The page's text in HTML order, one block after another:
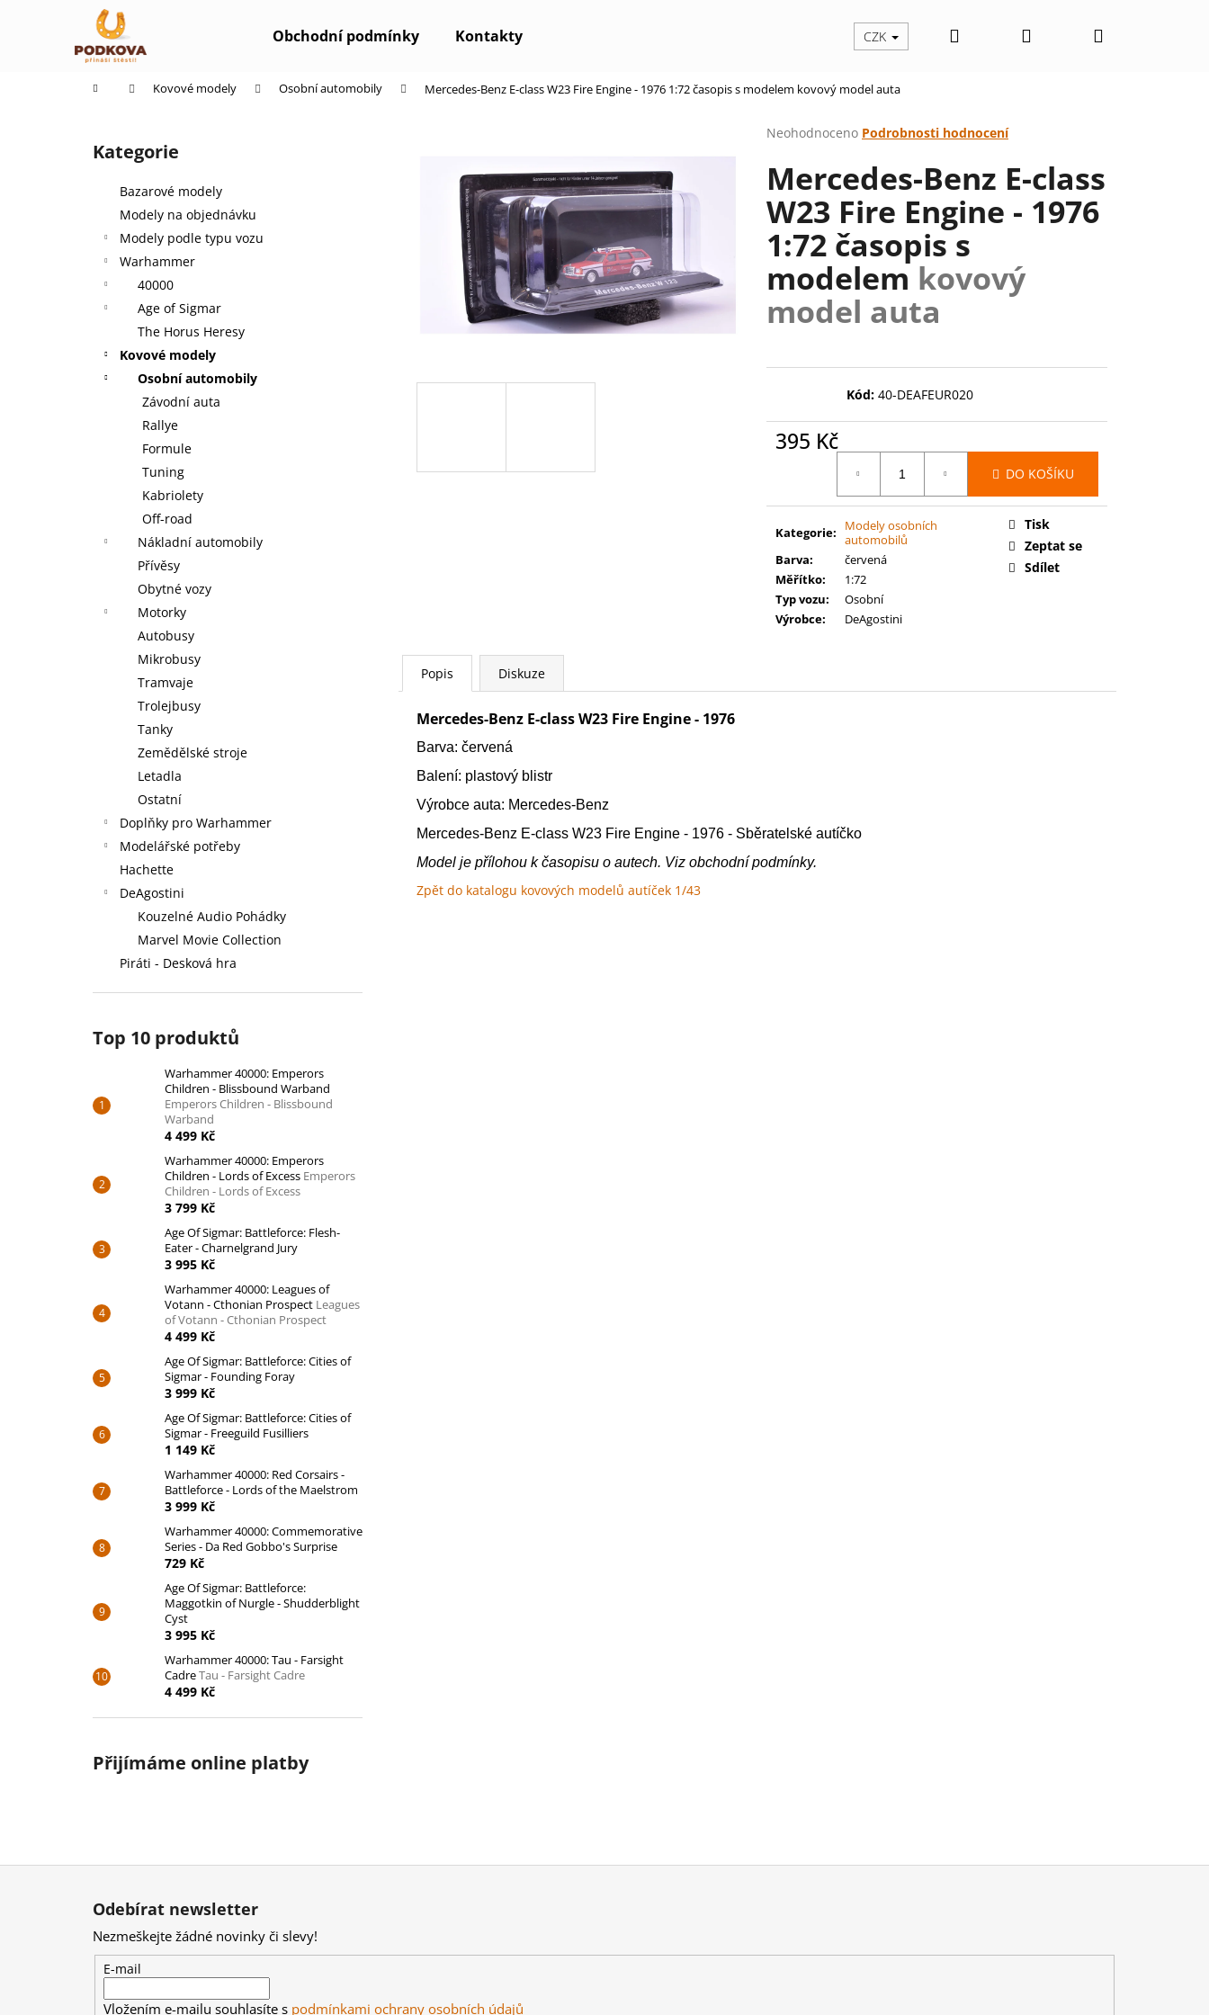
Obchodní podmínky Kontakty CZK Hledat PřihlášeníNákupní
Domů Kovové modely Osobní automobily Mercedes-Benz E-class W23 Fire Engine - 1976 1:72 časopis s modelem kovový model auta
Přeskočit
kategorie
Kategorie
Bazarové modely
Modely na objednávku
Modely podle typu vozu
Warhammer
40000
Age of Sigmar
The Horus Heresy
Kovové modely
Osobní automobily
Závodní auta
Rallye
Formule
Tuning
Kabriolety
Off-road
Nákladní automobily
Přívěsy
Obytné vozy
Motorky
Autobusy
Mikrobusy
Tramvaje
Trolejbusy
Tanky
Zemědělské stroje
Letadla
Ostatní
Doplňky pro Warhammer
Modelářské potřeby
Hachette
DeAgostini
Kouzelné Audio Pohádky
Marvel Movie Collection
Piráti - Desková hra
Top 10 produktů
Warhammer 40000: Emperors
Children - Blissbound Warband
Emperors Children - Blissbound
Warband
4 499 Kč
Warhammer 40000: Emperors
Children - Lords of Excess Emperors
Children - Lords of Excess
3 799 Kč
Age Of Sigmar: Battleforce: Flesh-
Eater - Charnelgrand Jury
3 995 Kč
Warhammer 40000: Leagues of
Votann - Cthonian Prospect Leagues
of Votann - Cthonian Prospect
4 499 Kč
Age Of Sigmar: Battleforce: Cities of
Sigmar - Founding Foray
3 999 Kč
Age Of Sigmar: Battleforce: Cities of
Sigmar - Freeguild Fusilliers
1 149 Kč
Warhammer 40000: Red Corsairs -
Battleforce - Lords of the Maelstrom
3 999 Kč
Warhammer 40000: Commemorative
Series - Da Red Gobbo's Surprise
729 Kč
Age Of Sigmar: Battleforce:
Maggotkin of Nurgle - Shudderblight
Cyst
3 995 Kč
Warhammer 40000: Tau - Farsight
CadreTau - Farsight Cadre
4 499 Kč
Přijímáme online platby
Průměrné
produktu
je
0,0
z
5
hvězdiček.
Neohodnoceno Podrobnosti hodnocení
Mercedes-Benz E-class
W23 Fire Engine - 1976
1:72 časopis s
modelem kovový
model auta
Kód: 40-DEAFEUR020
395 Kč
DO KOŠÍKU
Kategorie:
Modely osobních
automobilů
Barva:
červená
Měřítko:
1:72
Typ vozu:
Osobní
Výrobce: DeAgostini
Tisk
Zeptat se
Sdílet
Popis Diskuze
Mercedes-Benz E-class W23 Fire Engine - 1976
Barva: červená
Balení: plastový blistr
Výrobce auta: Mercedes-Benz
Mercedes-Benz E-class W23 Fire Engine - 1976 - Sběratelské autíčko
Model je přílohou kčasopisu o autech. Viz obchodní podmínky.
Zpět do katalogu kovových modelů autíček 1/43
Zpět
Zpět
Co potřebujete najít?
HLEDAT
Doporučujeme
Následující
WARHAMMER 40000: EMPERORS
CHILDREN - BLISSBOUND WARBAND
EMPERORS CHILDREN - BLISSBOUND
WARBAND
4 499 Kč
3 799 Kč
EATER - CHARNELGRAND JURY
Z
Odebírat newsletter
Nezmeškejte žádné novinky či slevy!
E-mail
Vložením e-mailu souhlasíte s podmínkami ochrany osobních údajů